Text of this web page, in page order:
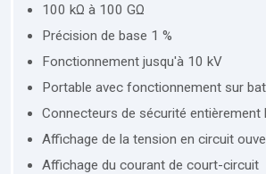
100 kΩ à 100 GΩ
Précision de base 1 %
Fonctionnement jusqu'à 10 kV
Portable avec fonctionnement sur
Connecteurs de sécurité entièrement
Affichage de la tension en circuit
Affichage du courant de court-circuit